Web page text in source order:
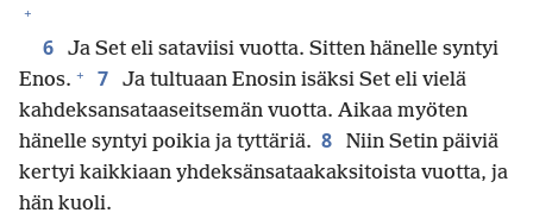
+
6
Ja Set eli sataviisi vuotta. Sitten hänelle syntyi
Enos. + 7
Ja tultuaan Enosin isäksi Set eli vielä
kahdeksansataaseitsemän vuotta. Aikaa myöten
hänelle syntyi poikia ja tyttäriä. 8
Niin Setin päiviä
kertyi kaikkiaan yhdeksänsataakaksitoista vuotta, ja
hän kuoli.